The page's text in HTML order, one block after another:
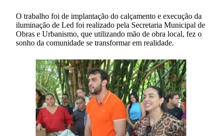
O trabalho foi de implantação do calçamento e execução da
iluminação de Led foi realizado pela Secretaria Municipal de
Obras e Urbanismo, que utilizando mão de obra local, fez o
sonho da comunidade se transformar em realidade.